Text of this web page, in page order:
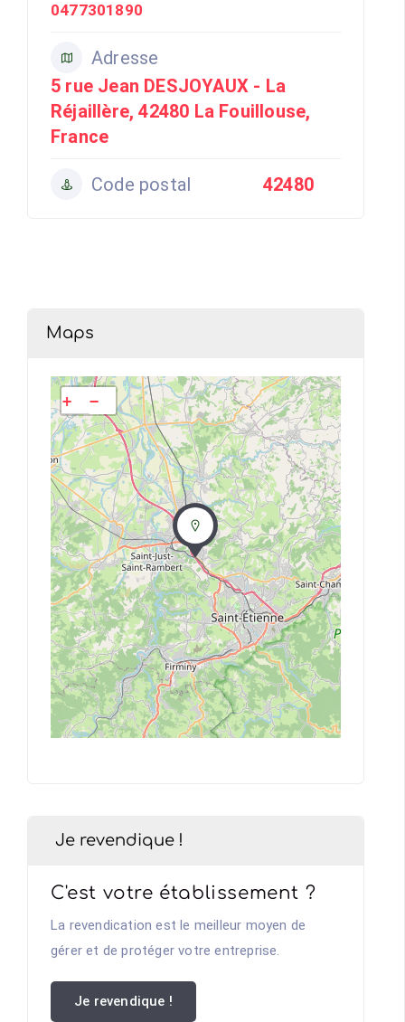
0477301890
Adresse
5 rue Jean DESJOYAUX - La
Réjaillère, 42480 La Fouillouse,
France
Code postal 42480
Maps
+ −
Je revendique !
C'est votre établissement ?
La revendication est le meilleur moyen de
gérer et de protéger votre entreprise.
Je revendique !